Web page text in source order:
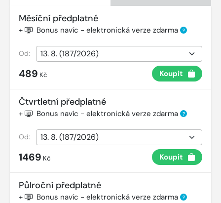
Měsíční předplatné
+ Bonus navíc - elektronická verze zdarma ?
Od:
489 Kč Koupit
Čtvrtletní předplatné
+ Bonus navíc - elektronická verze zdarma ?
Od:
1469 Kč Koupit
Půlroční předplatné
+ Bonus navíc - elektronická verze zdarma ?